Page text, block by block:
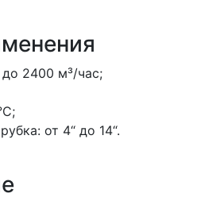
2400 м³/час;
от 4“ до 14“.